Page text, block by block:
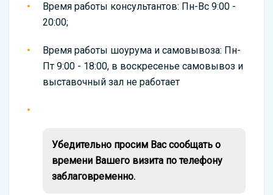
Время работы консультантов: Пн-Вс 9:00 -
20:00;
Время работы шоурума и самовывоза: Пн-
Пт 9:00 - 18:00, в воскресенье самовывоз и
выставочный зал не работает
Убедительно просим Вас сообщать о
времени Вашего визита по телефону
заблаговременно.